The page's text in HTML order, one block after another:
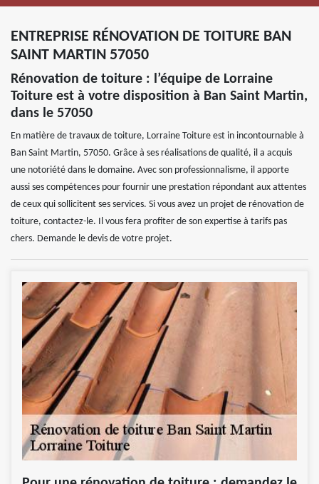
ENTREPRISE RÉNOVATION DE TOITURE BAN
SAINT MARTIN 57050
Rénovation de toiture : l’équipe de Lorraine
Toiture est à votre disposition à Ban Saint Martin,
dans le 57050
En matière de travaux de toiture, Lorraine Toiture est in incontournable à
Ban Saint Martin, 57050. Grâce à ses réalisations de qualité, il a acquis
une notoriété dans le domaine. Avec son professionnalisme, il apporte
aussi ses compétences pour fournir une prestation répondant aux attentes
de ceux qui sollicitent ses services. Si vous avez un projet de rénovation de
toiture, contactez-le. Il vous fera profiter de son expertise à tarifs pas
chers. Demande le devis de votre projet.